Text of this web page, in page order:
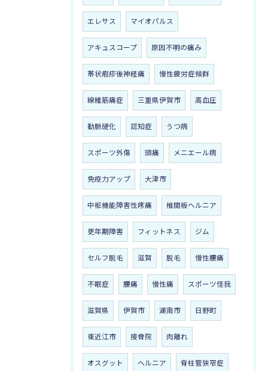
エレサス マイオパルス
アキュスコープ 原因不明の痛み
帯状疱疹後神経痛 慢性疲労症候群
線維筋痛症 三重県伊賀市 高血圧
動脈硬化 認知症 うつ病
スポーツ外傷 頭痛 メニエール病
免疫力アップ 大津市
中枢機能障害性疼痛 椎間板ヘルニア
更年期障害 フィットネス ジム
セルフ脱毛 滋賀 脱毛 慢性腰痛
不眠症 腰痛 慢性痛 スポーツ怪我
滋賀県 伊賀市 湖南市 日野町
東近江市 接骨院 肉離れ
オスグット ヘルニア 脊柱管狭窄症